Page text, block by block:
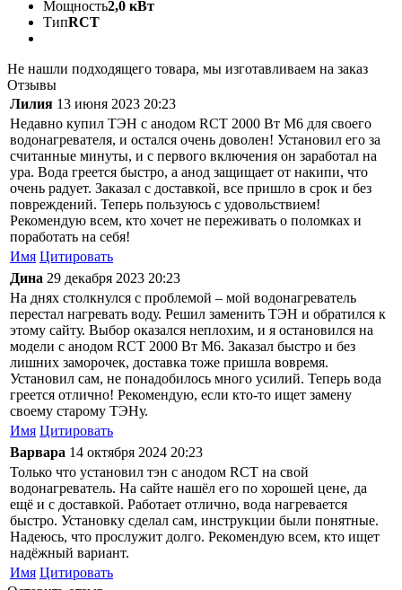
Мощность2,0 кВт
ТипRCT
Не нашли подходящего товара, мы изготавливаем на заказ
Отзывы
Лилия 13 июня 2023 20:23
Недавно купил ТЭН с анодом RCT 2000 Вт М6 для своего
водонагревателя, и остался очень доволен! Установил его за
считанные минуты, и с первого включения он заработал на
ура. Вода греется быстро, а анод защищает от накипи, что
очень радует. Заказал с доставкой, все пришло в срок и без
повреждений. Теперь пользуюсь с удовольствием!
Рекомендую всем, кто хочет не переживать о поломках и
поработать на себя!
Имя Цитировать
Дина 29 декабря 2023 20:23
На днях столкнулся с проблемой – мой водонагреватель
перестал нагревать воду. Решил заменить ТЭН и обратился к
этому сайту. Выбор оказался неплохим, и я остановился на
модели с анодом RCT 2000 Вт М6. Заказал быстро и без
лишних заморочек, доставка тоже пришла вовремя.
Установил сам, не понадобилось много усилий. Теперь вода
греется отлично! Рекомендую, если кто-то ищет замену
своему старому ТЭНу.
Имя Цитировать
Варвара 14 октября 2024 20:23
Только что установил тэн с анодом RCT на свой
водонагреватель. На сайте нашёл его по хорошей цене, да
ещё и с доставкой. Работает отлично, вода нагревается
быстро. Установку сделал сам, инструкции были понятные.
Надеюсь, что прослужит долго. Рекомендую всем, кто ищет
надёжный вариант.
Имя Цитировать